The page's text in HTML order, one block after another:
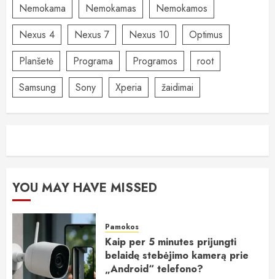
Nemokama
Nemokamas
Nemokamos
Nexus 4
Nexus 7 Nexus 10
Optimus
Planšetė
Programa Programos
root
Samsung
Sony Xperia žaidimai
YOU MAY HAVE MISSED
Pamokos
Kaip per 5 minutes prijungti
belaidę stebėjimo kamerą prie
„Android“ telefono?